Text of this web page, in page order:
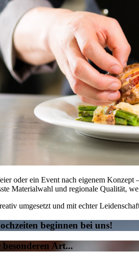
oder ein Event nach eigenem
Materialwahl und regionale Qualität,
umgesetzt und mit echter
beginnen bei uns!
Art...